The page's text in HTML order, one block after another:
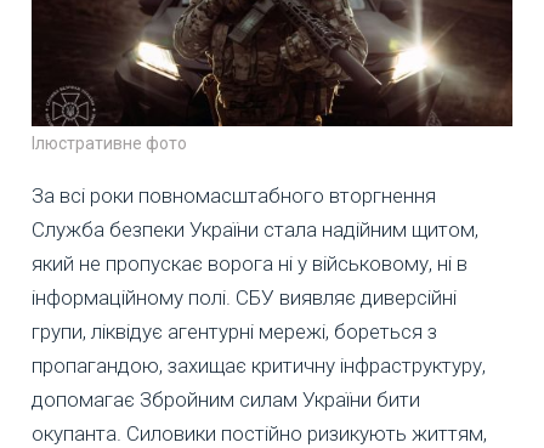
Ілюстративне фото
За всі роки повномасштабного вторгнення
Служба безпеки України стала надійним щитом,
який не пропускає ворога ні у військовому, ні в
інформаційному полі. СБУ виявляє диверсійні
групи, ліквідує агентурні мережі, бореться з
пропагандою, захищає критичну інфраструктуру,
допомагає Збройним силам України бити
окупанта. Силовики постійно ризикують життям,